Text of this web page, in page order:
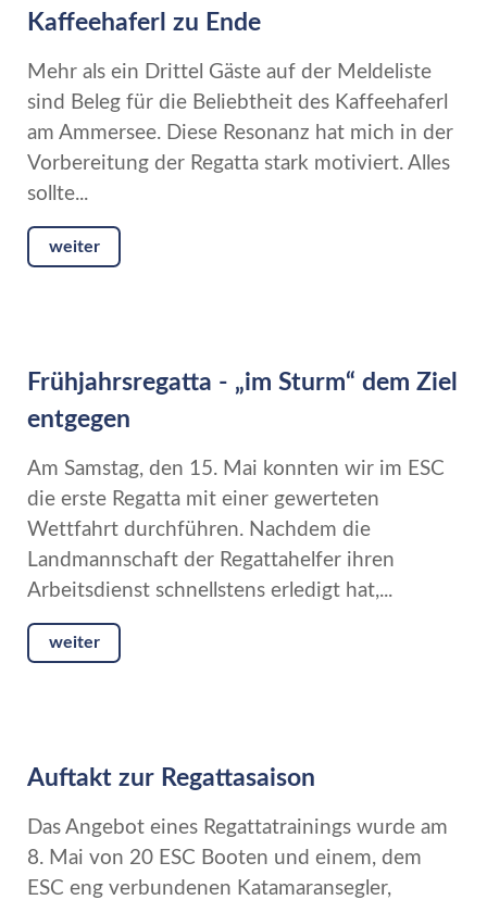
Kaffeehaferl zu Ende
Mehr als ein Drittel Gäste auf der Meldeliste
sind Beleg für die Beliebtheit des Kaffeehaferl
am Ammersee. Diese Resonanz hat mich in der
Vorbereitung der Regatta stark motiviert. Alles
sollte...
weiter
Frühjahrsregatta - „im Sturm“ dem Ziel
entgegen
Am Samstag, den 15. Mai konnten wir im ESC
die erste Regatta mit einer gewerteten
Wettfahrt durchführen. Nachdem die
Landmannschaft der Regattahelfer ihren
Arbeitsdienst schnellstens erledigt hat,...
weiter
Auftakt zur Regattasaison
Das Angebot eines Regattatrainings wurde am
8. Mai von 20 ESC Booten und einem, dem
ESC eng verbundenen Katamaransegler,